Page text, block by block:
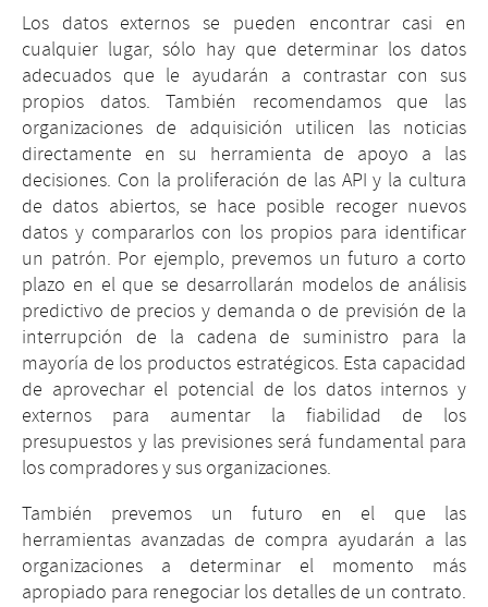
Los datos externos se pueden encontrar casi en
cualquier lugar, sólo hay que determinar los datos
adecuados que le ayudarán a contrastar con sus
propios datos. También recomendamos que las
organizaciones de adquisición utilicen las noticias
directamente en su herramienta de apoyo a las
decisiones. Con la proliferación de las API y la cultura
de datos abiertos, se hace posible recoger nuevos
datos y compararlos con los propios para identificar
un patrón. Por ejemplo, prevemos un futuro a corto
plazo en el que se desarrollarán modelos de análisis
predictivo de precios y demanda o de previsión de la
interrupción de la cadena de suministro para la
mayoría de los productos estratégicos. Esta capacidad
de aprovechar el potencial de los datos internos y
externos para aumentar la fiabilidad de los
presupuestos y las previsiones será fundamental para
los compradores y sus organizaciones.
También prevemos un futuro en el que las
herramientas avanzadas de compra ayudarán a las
organizaciones a determinar el momento más
apropiado para renegociar los detalles de un contrato.